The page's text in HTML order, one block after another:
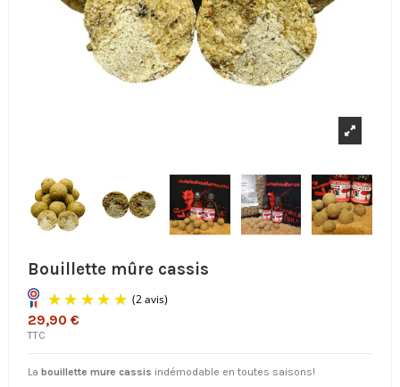
Bouillette mûre cassis
29,90 €
TTC
La bouillette mure cassis indémodable en toutes saisons!